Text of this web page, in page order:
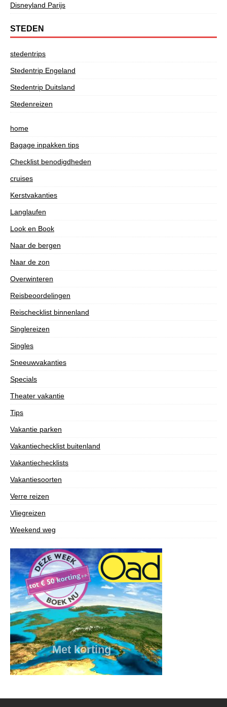
Disneyland Parijs
STEDEN
stedentrips
Stedentrip Engeland
Stedentrip Duitsland
Stedenreizen
home
Bagage inpakken tips
Checklist benodigdheden
cruises
Kerstvakanties
Langlaufen
Look en Book
Naar de bergen
Naar de zon
Overwinteren
Reisbeoordelingen
Reischecklist binnenland
Singlereizen
Singles
Sneeuwvakanties
Specials
Theater vakantie
Tips
Vakantie parken
Vakantiechecklist buitenland
Vakantiechecklists
Vakantiesoorten
Verre reizen
Vliegreizen
Weekend weg